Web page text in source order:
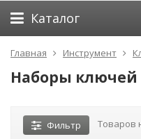
Каталог
Главная Инструмент
Наборы ключей
Фильтр Товаров